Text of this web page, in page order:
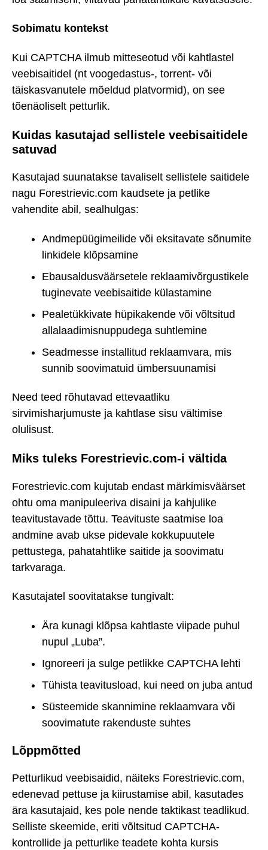
Sobimatu kontekst
Kui CAPTCHA ilmub mitteseotud või kahtlastel
veebisaitidel (nt voogedastus-, torrent- või
täiskasvanutele mõeldud platvormid), on see
tõenäoliselt petturlik.
Kuidas kasutajad sellistele veebisaitidele
satuvad
Kasutajad suunatakse tavaliselt sellistele saitidele
nagu Forestrievic.com kaudsete ja petlike
vahendite abil, sealhulgas:
Andmepüügimeilide või eksitavate sõnumite
linkidele klõpsamine
Ebausaldusväärsetele reklaamivõrgustikele
tuginevate veebisaitide külastamine
Pealetükkivate hüpikakende või võltsitud
allalaadimisnuppudega suhtlemine
Seadmesse installitud reklaamvara, mis
sunnib soovimatuid ümbersuunamisi
Need teed rõhutavad ettevaatliku
sirvimisharjumuste ja kahtlase sisu vältimise
olulisust.
Miks tuleks Forestrievic.com-i vältida
Forestrievic.com kujutab endast märkimisväärset
ohtu oma manipuleeriva disaini ja kahjulike
teavitustavade tõttu. Teavituste saatmise loa
andmine avab ukse pidevale kokkupuutele
pettustega, pahatahtlike saitide ja soovimatu
tarkvaraga.
Kasutajatel soovitatakse tungivalt:
Ära kunagi klõpsa kahtlaste viipade puhul
nupul „Luba”.
Ignoreeri ja sulge petlikke CAPTCHA lehti
Tühista teavitusload, kui need on juba antud
Süsteemide skannimine reklaamvara või
soovimatute rakenduste suhtes
Lõppmõtted
Petturlikud veebisaidid, näiteks Forestrievic.com,
edenevad pettuse ja kiirustamise abil, kasutades
ära kasutajaid, kes pole nende taktikast teadlikud.
Selliste skeemide, eriti võltsitud CAPTCHA-
kontrollide ja petturlike teadete kohta kursis